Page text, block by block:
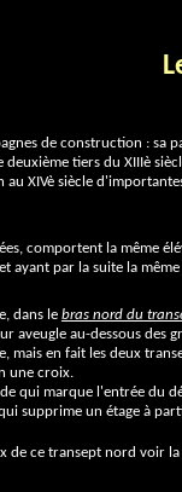
de construction : sa
deuxième tiers du XIIIè
au XIVè siècle
comportent la même
ayant par la suite la
dans le bras nord du
aveugle au-dessous des
mais en fait les deux
une croix.
qui marque l'entrée du
supprime un étage à
de ce transept nord voir la